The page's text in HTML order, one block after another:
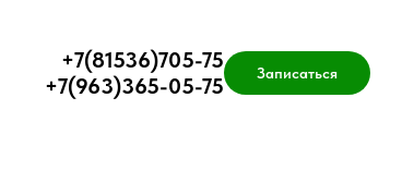
+7(81536)705-75
+7(963)365-05-75
Записаться